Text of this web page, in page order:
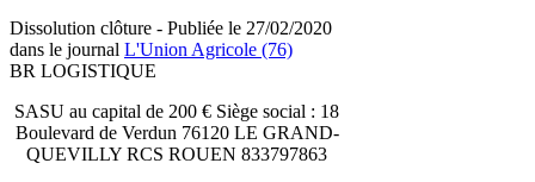
Dissolution clôture - Publiée le 27/02/2020
dans le journal L'Union Agricole (76)
BR LOGISTIQUE
SASU au capital de 200 € Siège social : 18
Boulevard de Verdun 76120 LE GRAND-
QUEVILLY RCS ROUEN 833797863